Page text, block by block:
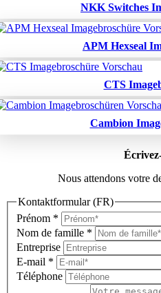
NKK Switches
APM Hexseal
CTS
Cambion
Nous attendons votre
Kontaktformular (FR)
Prénom *
Nom de famille *
Entreprise
E-mail *
Téléphone